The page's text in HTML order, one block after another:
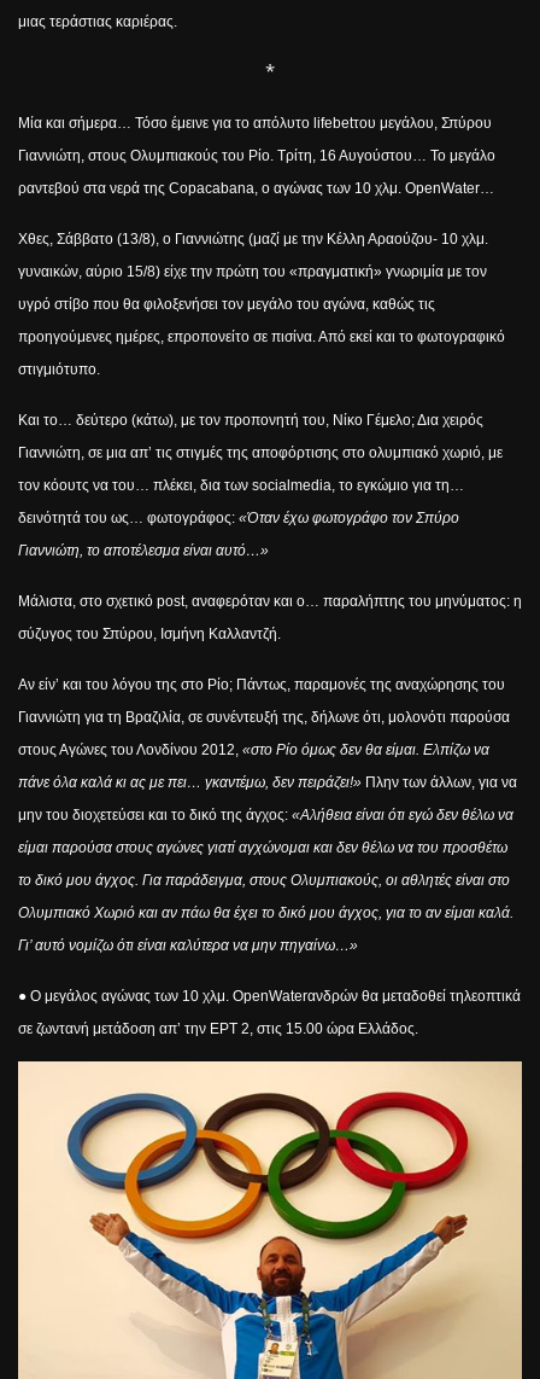
μιας τεράστιας καριέρας.
*
Μία και σήμερα… Τόσο έμεινε για το απόλυτο lifebetτου μεγάλου, Σπύρου
Γιαννιώτη, στους Ολυμπιακούς του Ρίο. Τρίτη, 16 Αυγούστου… Το μεγάλο
ραντεβού στα νερά της Copacabana, ο αγώνας των 10 χλμ. OpenWater…
Xθες, Σάββατο (13/8), ο Γιαννιώτης (μαζί με την Κέλλη Αραούζου- 10 χλμ.
γυναικών, αύριο 15/8) είχε την πρώτη του «πραγματική» γνωριμία με τον
υγρό στίβο που θα φιλοξενήσει τον μεγάλο του αγώνα, καθώς τις
προηγούμενες ημέρες, επροπονείτο σε πισίνα. Από εκεί και το φωτογραφικό
στιγμιότυπο.
Και το… δεύτερο (κάτω), με τον προπονητή του, Νίκο Γέμελο; Δια χειρός
Γιαννιώτη, σε μια απ’ τις στιγμές της αποφόρτισης στο ολυμπιακό χωριό, με
τον κόουτς να του… πλέκει, δια των social media, το εγκώμιο για τη…
δεινότητά του ως… φωτογράφος: «Όταν έχω φωτογράφο τον Σπύρο
Γιαννιώτη, το αποτέλεσμα είναι αυτό…»
Μάλιστα, στο σχετικό post, αναφερόταν και ο… παραλήπτης του μηνύματος: η
σύζυγος του Σπύρου, Ισμήνη Καλλαντζή.
Αν είν’ και του λόγου της στο Ρίο; Πάντως, παραμονές της αναχώρησης του
Γιαννιώτη για τη Βραζιλία, σε συνέντευξή της, δήλωνε ότι, μολονότι παρούσα
στους Αγώνες του Λονδίνου 2012, «στο Ρίο όμως δεν θα είμαι. Ελπίζω να
πάνε όλα καλά κι ας με πει… γκαντέμω, δεν πειράζει!» Πλην των άλλων, για να
μην του διοχετεύσει και το δικό της άγχος: «Αλήθεια είναι ότι εγώ δεν θέλω να
είμαι παρούσα στους αγώνες γιατί αγχώνομαι και δεν θέλω να του προσθέτω
το δικό μου άγχος. Για παράδειγμα, στους Ολυμπιακούς, οι αθλητές είναι στο
Ολυμπιακό Χωριό και αν πάω θα έχει το δικό μου άγχος, για το αν είμαι καλά.
Γι’ αυτό νομίζω ότι είναι καλύτερα να μην πηγαίνω…»
● Ο μεγάλος αγώνας των 10 χλμ. OpenWaterανδρών θα μεταδοθεί τηλεοπτικά
σε ζωντανή μετάδοση απ’ την ΕΡΤ 2, στις 15.00 ώρα Ελλάδος.